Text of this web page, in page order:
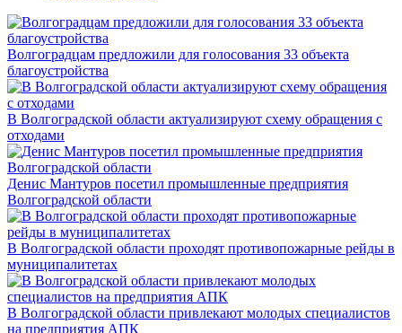
Волгоградцам предложили для голосования 33 объекта
благоустройства
В Волгоградской области актуализируют схему обращения с
отходами
Денис Мантуров посетил промышленные предприятия
Волгоградской области
В Волгоградской области проходят противопожарные рейды в
муниципалитетах
В Волгоградской области привлекают молодых специалистов
на предприятия АПК